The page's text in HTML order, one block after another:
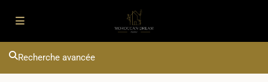
Recherche avancée